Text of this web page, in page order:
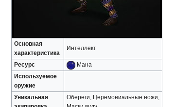
Основная
характеристика
Интеллект
Ресурс
Мана
Используемое
оружие
Уникальная
Обереги, Церемониальные ножи,